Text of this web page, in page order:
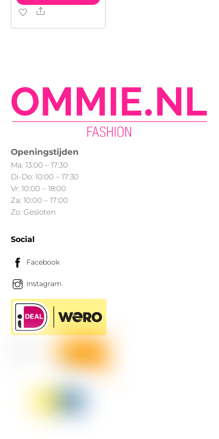
Dit
optie
kan
gekozen
de
productpagina
Share
Openingstijden
Ma: 13:00 – 17:30
Di-Do: 10:00 – 17:30
Vr: 10:00 – 18:00
Za: 10:00 – 17:00
Zo: Gesloten
Social
Facebook
Instagram